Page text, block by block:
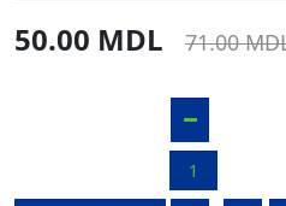
50.00 MDL 71.00